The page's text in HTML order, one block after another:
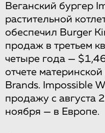
Веганский бургер
растительной
обеспечил Burger
продаж в третьем
четыре года —
отчете
Brands. Impossible
продажу с августа
ноября — в Европе.